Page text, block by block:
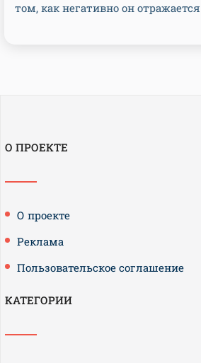
том, как негативно он
О ПРОЕКТЕ
О проекте
Реклама
Пользовательское соглашение
КАТЕГОРИИ